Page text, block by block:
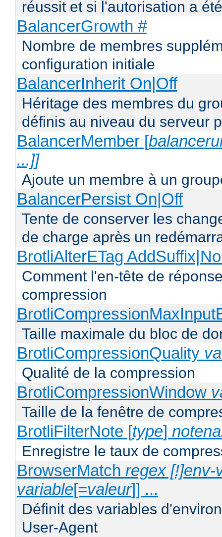
réussit et si l'autorisation a
BalancerGrowth #
Nombre de membres
configuration initiale
BalancerInherit On|Off
Héritage des membres du
définis au niveau du serveur
BalancerMember [
...]]
Ajoute un membre à un
BalancerPersist On|Off
Tente de conserver les
de charge après un
BrotliAlterETag
Comment l'en-tête de
compression
Taille maximale du bloc de
BrotliCompressionQuality
Qualité de la compression
BrotliCompressionWindow
Taille de la fenêtre de
BrotliFilterNote [type]
Enregistre le taux de
BrowserMatch regex [!]env-
variable[=valeur]] ...
Définit des variables
User-Agent